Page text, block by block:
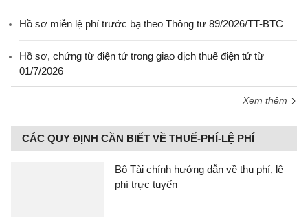
Hồ sơ miễn lệ phí trước bạ theo Thông tư 89/2026/TT-BTC
Hồ sơ, chứng từ điện tử trong giao dịch thuế điện tử từ
01/7/2026
Xem thêm
CÁC QUY ĐỊNH CẦN BIẾT VỀ THUẾ-PHÍ-LỆ PHÍ
Bộ Tài chính hướng dẫn về thu phí, lệ
phí trực tuyến